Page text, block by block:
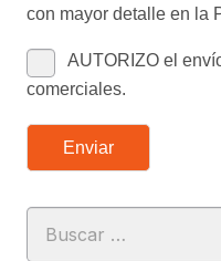
con mayor detalle en la
AUTORIZO el
comerciales.
Enviar
Buscar: